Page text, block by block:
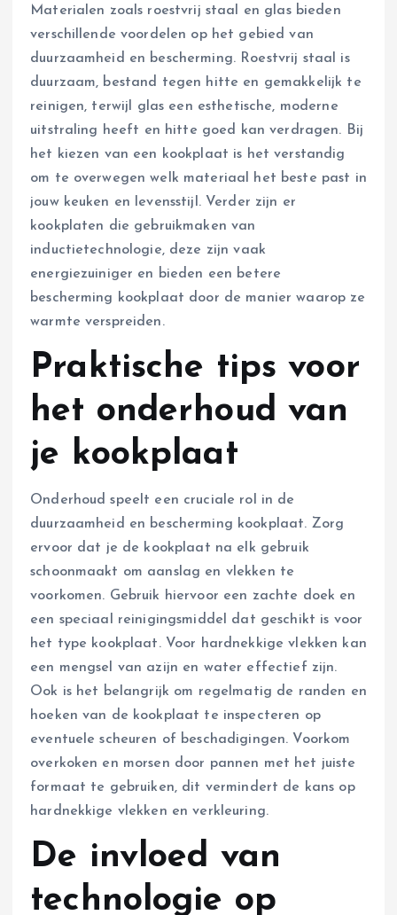
Materialen zoals roestvrij staal en glas bieden
verschillende voordelen op het gebied van
duurzaamheid en bescherming. Roestvrij staal is
duurzaam, bestand tegen hitte en gemakkelijk te
reinigen, terwijl glas een esthetische, moderne
uitstraling heeft en hitte goed kan verdragen. Bij
het kiezen van een kookplaat is het verstandig
om te overwegen welk materiaal het beste past in
jouw keuken en levensstijl. Verder zijn er
kookplaten die gebruikmaken van
inductietechnologie, deze zijn vaak
energiezuiniger en bieden een betere
bescherming kookplaat door de manier waarop ze
warmte verspreiden.
Praktische tips voor
het onderhoud van
je kookplaat
Onderhoud speelt een cruciale rol in de
duurzaamheid en bescherming kookplaat. Zorg
ervoor dat je de kookplaat na elk gebruik
schoonmaakt om aanslag en vlekken te
voorkomen. Gebruik hiervoor een zachte doek en
een speciaal reinigingsmiddel dat geschikt is voor
het type kookplaat. Voor hardnekkige vlekken kan
een mengsel van azijn en water effectief zijn.
Ook is het belangrijk om regelmatig de randen en
hoeken van de kookplaat te inspecteren op
eventuele scheuren of beschadigingen. Voorkom
overkoken en morsen door pannen met het juiste
formaat te gebruiken, dit vermindert de kans op
hardnekkige vlekken en verkleuring.
De invloed van
technologie op